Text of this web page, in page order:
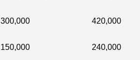
300,000 420,000
150,000 240,000